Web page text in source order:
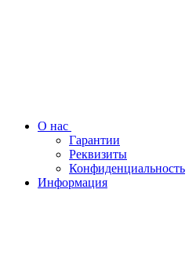
О нас
Гарантии
Реквизиты
Конфиденциальность
Информация